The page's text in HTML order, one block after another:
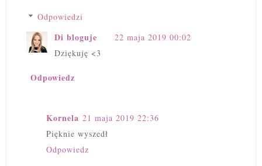
Odpowiedzi
Di bloguje
22 maja 2019 00:02
Dziękuję <3
Odpowiedz
Kornela 21 maja 2019 22:36
Pięknie wyszedł
Odpowiedz